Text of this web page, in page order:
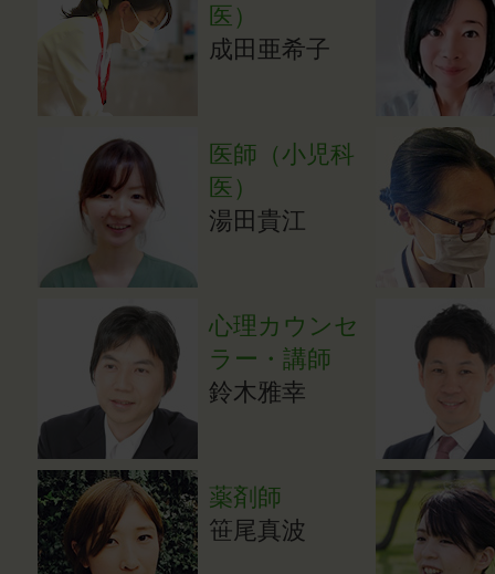
医）
成田亜希子
医師（小児科
医）
湯田貴江
心理カウンセ
ラー・講師
鈴木雅幸
薬剤師
笹尾真波